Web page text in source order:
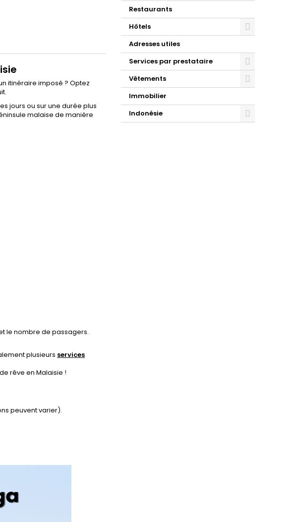
itinéraire imposé ? Optez
jours ou sur une durée plus
malaise de manière
le nombre de passagers.
plusieurs services
rêve en Malaisie !
peuvent varier).
Restaurants
Hôtels
Adresses utiles
Services par prestataire
Vêtements
Immobilier
Indonésie